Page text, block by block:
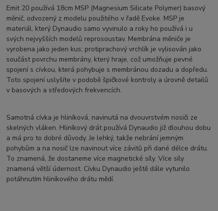
Emit 20 používá 18cm MSP (Magnesium Silicate Polymer) basový
měnič, odvozený z modelu použitého v řadě Evoke. MSP je
materiál, který Dynaudio samo vyvinulo a roky ho používá i u
svých nejvyšších modelů reprosoustav. Membrána měniče je
vyrobena jako jeden kus; protiprachový vrchlík je vylisován jako
součást povrchu membrány, který hraje, což umožňuje pevné
spojení s cívkou, která pohybuje s membránou dozadu a dopředu.
Toto spojení uslyšíte v podobě špičkové kontroly a úrovně detailů
v basových a středových frekvencích.
Samotná cívka je hliníková, navinutá na dvouvrstvém nosiči ze
skelných vláken. Hliníkový drát používá Dynaudio již dlouhou dobu
a má pro to dobré důvody. Je lehký, takže nebrání jemným
pohybům a na nosič lze navinout více závitů při dané délce drátu.
To znamená, že dostaneme více magnetické síly. Více síly
znamená větší údernost. Cívku Dynaudio ještě dále vytunilo
potáhnutím hliníkového drátu mědí.